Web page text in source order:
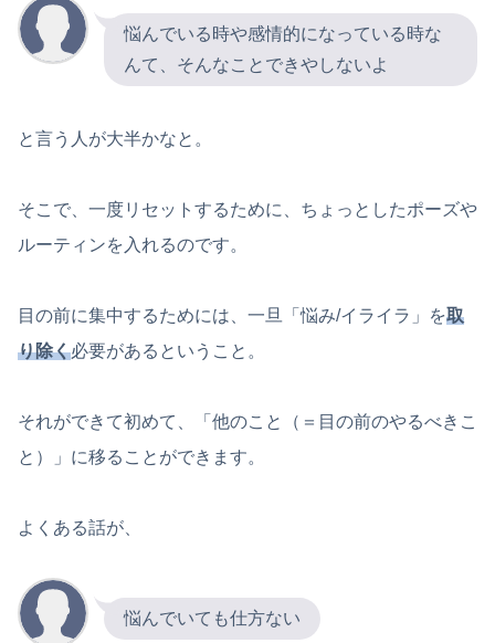
悩んでいる時や感情的になっている時な
んて、そんなことできやしないよ
と言う人が大半かなと。
そこで、一度リセットするために、ちょっとしたポーズや
ルーティンを入れるのです。
目の前に集中するためには、一旦「悩み/イライラ」を取
り除く必要があるということ。
それができて初めて、「他のこと（＝目の前のやるべきこ
と）」に移ることができます。
よくある話が、
悩んでいても仕方ない